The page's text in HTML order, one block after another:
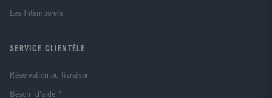
Les Intemporels
SERVICE CLIENTÈLE
Réservation ou livraison
Besoin d'aide ?